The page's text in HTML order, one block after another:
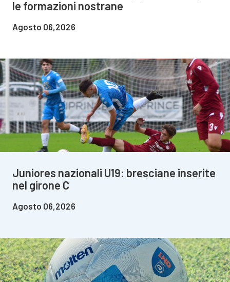
le formazioni nostrane
Agosto 06,2026
Juniores nazionali U19: bresciane inserite
nel girone C
Agosto 06,2026